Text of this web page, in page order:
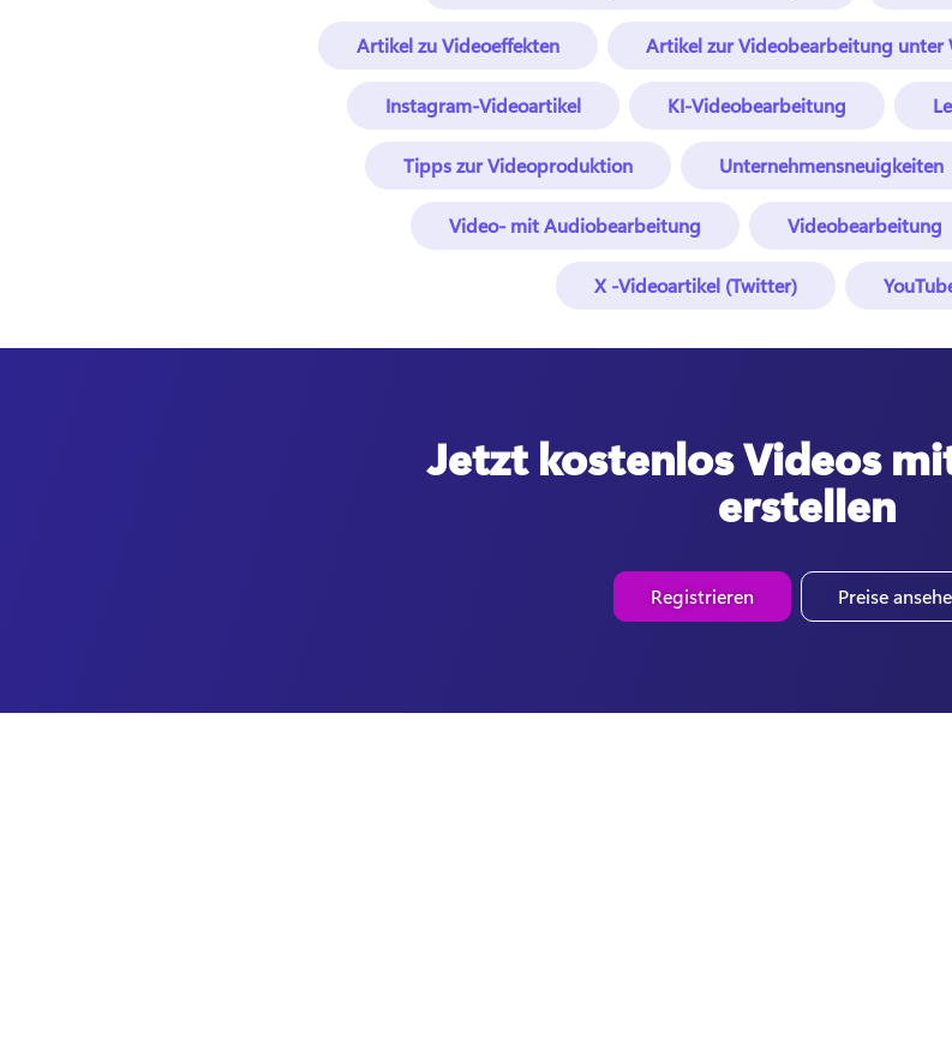
Artikel zu Videoeffekten Artikel zur Videobearbeitung unter
Instagram-Videoartikel KI-Videobearbeitung
Tipps zur Videoproduktion Unternehmensneuigkeiten
Video- mit Audiobearbeitung Videobearbeitung
X -Videoartikel (Twitter)
Jetzt kostenlos Videos
erstellen
Registrieren Preise